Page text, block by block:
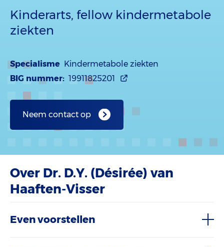
Kinderarts, fellow kindermetabole
ziekten
Specialisme Kindermetabole ziekten
BIG nummer: 19911825201
Neem contact op
Over Dr. D.Y. (Désirée) van
Haaften-Visser
Even voorstellen